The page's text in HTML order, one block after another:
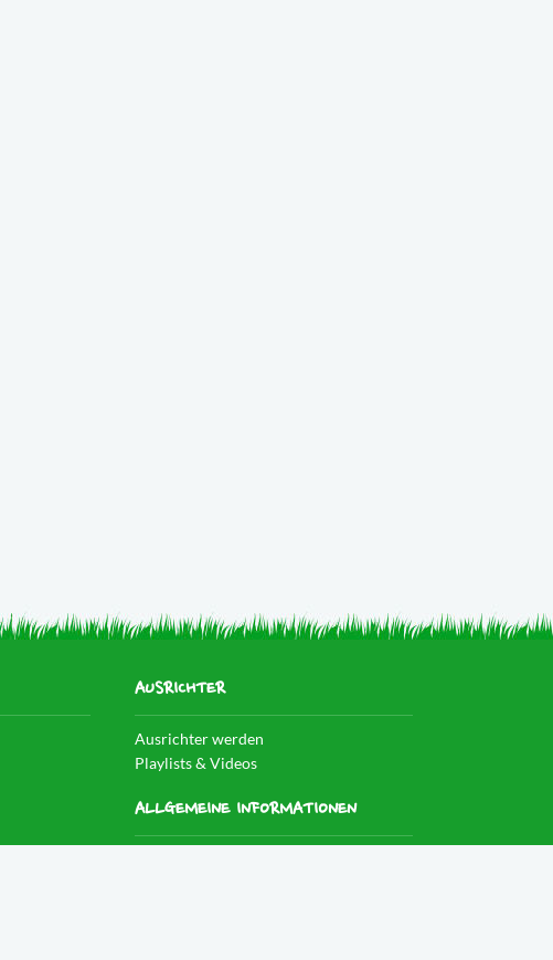
AUSRICHTER
Ausrichter werden
Playlists & Videos
ALLGEMEINE INFORMATIONEN